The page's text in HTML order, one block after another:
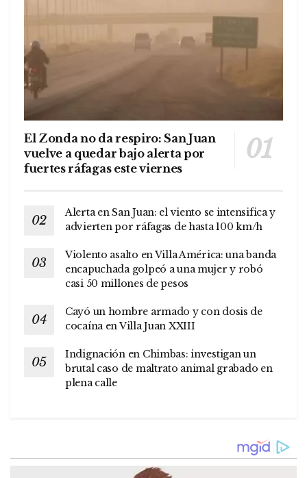
El Zonda no da respiro: San Juan
vuelve a quedar bajo alerta por
fuertes ráfagas este viernes
Alerta en San Juan: el viento se intensifica y
advierten por ráfagas de hasta 100 km/h
Violento asalto en Villa América: una banda
encapuchada golpeó a una mujer y robó
casi 50 millones de pesos
Cayó un hombre armado y con dosis de
cocaína en Villa Juan XXIII
Indignación en Chimbas: investigan un
brutal caso de maltrato animal grabado en
plena calle